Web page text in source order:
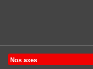
Nos axes